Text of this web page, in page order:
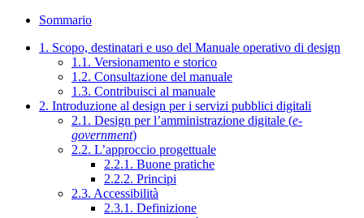
Sommario
1. Scopo, destinatari e uso del Manuale operativo di design
1.1. Versionamento e storico
1.2. Consultazione del manuale
1.3. Contribuisci al manuale
2. Introduzione al design per i servizi pubblici digitali
2.1. Design per l’amministrazione digitale (e-
government)
2.2. L’approccio progettuale
2.2.1. Buone pratiche
2.2.2. Principi
2.3. Accessibilità
2.3.1. Definizione